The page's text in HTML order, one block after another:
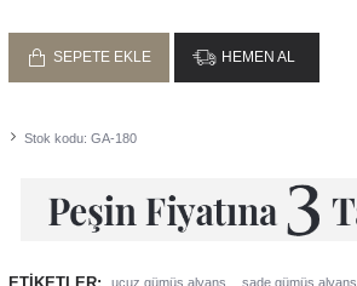
Stok kodu: GA-180
SEPETE EKLE HEMEN AL
ucuz gümüş alyans sade gümüş alyans